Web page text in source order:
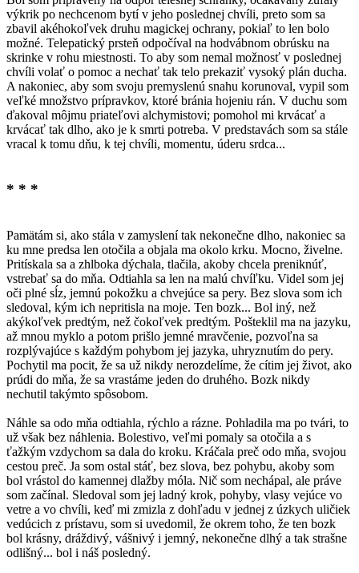
výkrik po nechcenom bytí v jeho poslednej chvíli, preto som sa
zbavil akéhokoľvek druhu magickej ochrany, pokiaľ to len bolo
možné. Telepatický prsteň odpočíval na hodvábnom obrúsku na
skrinke v rohu miestnosti. To aby som nemal možnosť v poslednej
chvíli volať o pomoc a nechať tak telo prekaziť vysoký plán ducha.
A nakoniec, aby som svoju premyslenú snahu korunoval, vypil som
veľké množstvo prípravkov, ktoré bránia hojeniu rán. V duchu som
ďakoval môjmu priateľovi alchymistovi; pomohol mi krvácať a
krvácať tak dlho, ako je k smrti potreba. V predstavách som sa stále
vracal k tomu dňu, k tej chvíli, momentu, úderu srdca...
* * *
Pamätám si, ako stála v zamyslení tak nekonečne dlho, nakoniec sa
ku mne predsa len otočila a objala ma okolo krku. Mocno, živelne.
Pritískala sa a zhlboka dýchala, tlačila, akoby chcela preniknúť,
vstrebať sa do mňa. Odtiahla sa len na malú chvíľku. Videl som jej
oči plné sĺz, jemnú pokožku a chvejúce sa pery. Bez slova som ich
sledoval, kým ich nepritisla na moje. Ten bozk... Bol iný, než
akýkoľvek predtým, než čokoľvek predtým. Pošteklil ma na jazyku,
až mnou myklo a potom prišlo jemné mravčenie, pozvoľna sa
rozplývajúce s každým pohybom jej jazyka, uhryznutím do pery.
Pochytil ma pocit, že sa už nikdy nerozdelíme, že cítim jej život, ako
prúdi do mňa, že sa vrastáme jeden do druhého. Bozk nikdy
nechutil takýmto spôsobom.
Náhle sa odo mňa odtiahla, rýchlo a rázne. Pohladila ma po tvári, to
už však bez náhlenia. Bolestivo, veľmi pomaly sa otočila a s
ťažkým vzdychom sa dala do kroku. Kráčala preč odo mňa, svojou
cestou preč. Ja som ostal stáť, bez slova, bez pohybu, akoby som
bol vrástol do kamennej dlažby móla. Nič som nechápal, ale práve
som začínal. Sledoval som jej ladný krok, pohyby, vlasy vejúce vo
vetre a vo chvíli, keď mi zmizla z dohľadu v jednej z úzkych uličiek
vedúcich z prístavu, som si uvedomil, že okrem toho, že ten bozk
bol krásny, dráždivý, vášnivý i jemný, nekonečne dlhý a tak strašne
odlišný... bol i náš posledný.